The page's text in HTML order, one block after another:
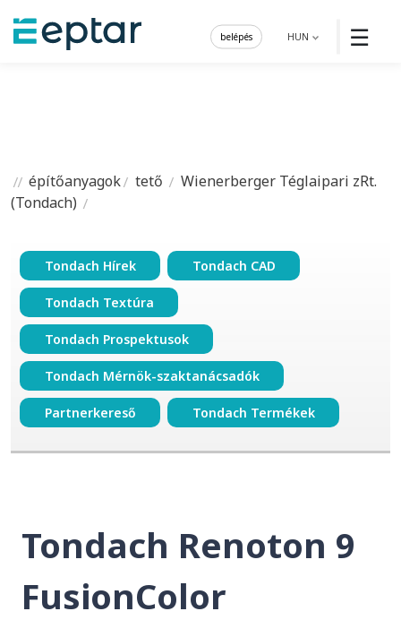
☰
HUN
belépés
építőanyagok tető
Wienerberger Téglaipari zRt.
(Tondach)
Tondach Hírek Tondach CAD
Tondach Textúra
Tondach Prospektusok
Tondach Mérnök-szaktanácsadók
Partnerkereső Tondach Termékek
Tondach Renoton 9
FusionColor